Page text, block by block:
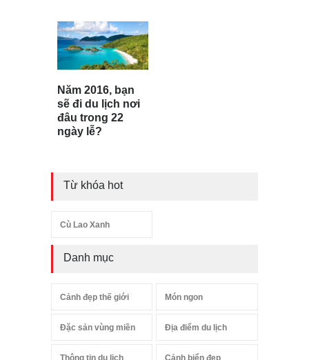
Năm 2016, bạn
sẽ đi du lịch nơi
đâu trong 22
ngày lễ?
Từ khóa hot
Cù Lao Xanh
Danh mục
Cảnh đẹp thế giới Món ngon
Đặc sản vùng miền Địa điểm du lịch
Thông tin du lịch Cảnh biển đẹp